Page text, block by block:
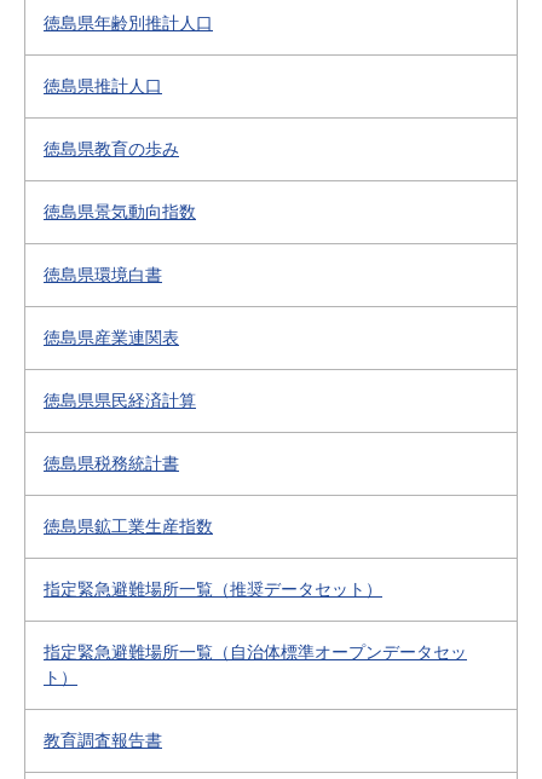
徳島県年齢別推計人口
徳島県推計人口
徳島県教育の歩み
徳島県景気動向指数
徳島県環境白書
徳島県産業連関表
徳島県県民経済計算
徳島県税務統計書
徳島県鉱工業生産指数
指定緊急避難場所一覧（推奨データセット）
指定緊急避難場所一覧（自治体標準オープンデータセッ
ト）
教育調査報告書